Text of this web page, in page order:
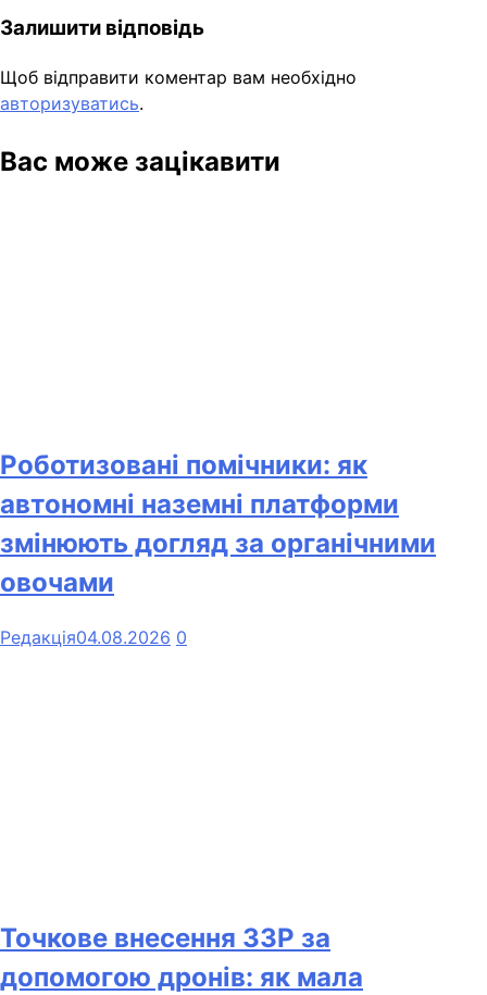
Залишити відповідь
Щоб відправити коментар вам необхідно
авторизуватись.
Вас може зацікавити
Роботизовані помічники: як
автономні наземні платформи
змінюють догляд за органічними
овочами
Редакція04.08.2026 0
Точкове внесення ЗЗР за
допомогою дронів: як мала